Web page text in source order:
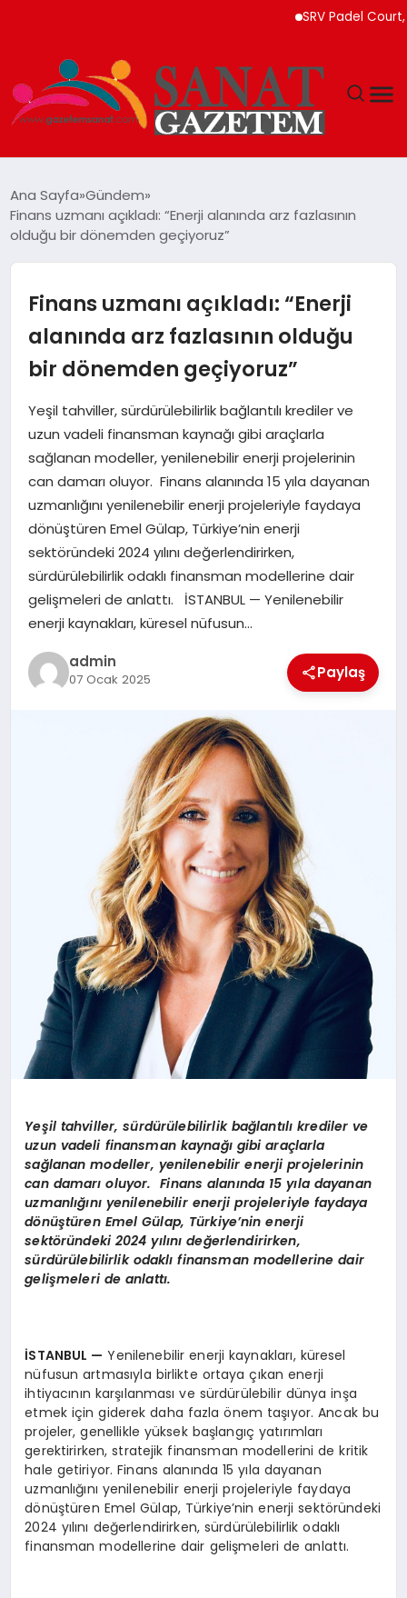
SRV Padel Court,
TEKNOLOJI
YAŞAM
EKONOMI
SAĞLIK
DÜNYA
EĞITIM
Ana Sayfa Gündem
Finans uzmanı açıkladı: “Enerji alanında arz fazlasının
olduğu bir dönemden geçiyoruz”
Finans uzmanı açıkladı: “Enerji
alanında arz fazlasının olduğu
bir dönemden geçiyoruz”
Yeşil tahviller, sürdürülebilirlik bağlantılı krediler ve
uzun vadeli finansman kaynağı gibi araçlarla
sağlanan modeller, yenilenebilir enerji projelerinin
can damarı oluyor. Finans alanında 15 yıla dayanan
uzmanlığını yenilenebilir enerji projeleriyle faydaya
dönüştüren Emel Gülap, Türkiye’nin enerji
sektöründeki 2024 yılını değerlendirirken,
sürdürülebilirlik odaklı finansman modellerine dair
gelişmeleri de anlattı. İSTANBUL — Yenilenebilir
enerji kaynakları, küresel nüfusun…
admin
07 Ocak 2025 Paylaş
Yeşil tahviller, sürdürülebilirlik bağlantılı krediler ve
uzun vadeli finansman kaynağı gibi araçlarla
sağlanan modeller, yenilenebilir enerji projelerinin
can damarı oluyor. Finans alanında 15 yıla dayanan
uzmanlığını yenilenebilir enerji projeleriyle faydaya
dönüştüren Emel Gülap, Türkiye’nin enerji
sektöründeki 2024 yılını değerlendirirken,
sürdürülebilirlik odaklı finansman modellerine dair
gelişmeleri de anlattı.
İSTANBUL — Yenilenebilir enerji kaynakları, küresel
nüfusun artmasıyla birlikte ortaya çıkan enerji
ihtiyacının karşılanması ve sürdürülebilir dünya inşa
etmek için giderek daha fazla önem taşıyor. Ancak bu
projeler, genellikle yüksek başlangıç yatırımları
gerektirirken, stratejik finansman modellerini de kritik
hale getiriyor. Finans alanında 15 yıla dayanan
uzmanlığını yenilenebilir enerji projeleriyle faydaya
dönüştüren Emel Gülap, Türkiye’nin enerji sektöründeki
2024 yılını değerlendirirken, sürdürülebilirlik odaklı
finansman modellerine dair gelişmeleri de anlattı.